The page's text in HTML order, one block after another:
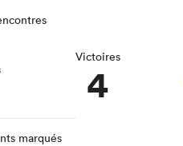
Victoires
4
marqués